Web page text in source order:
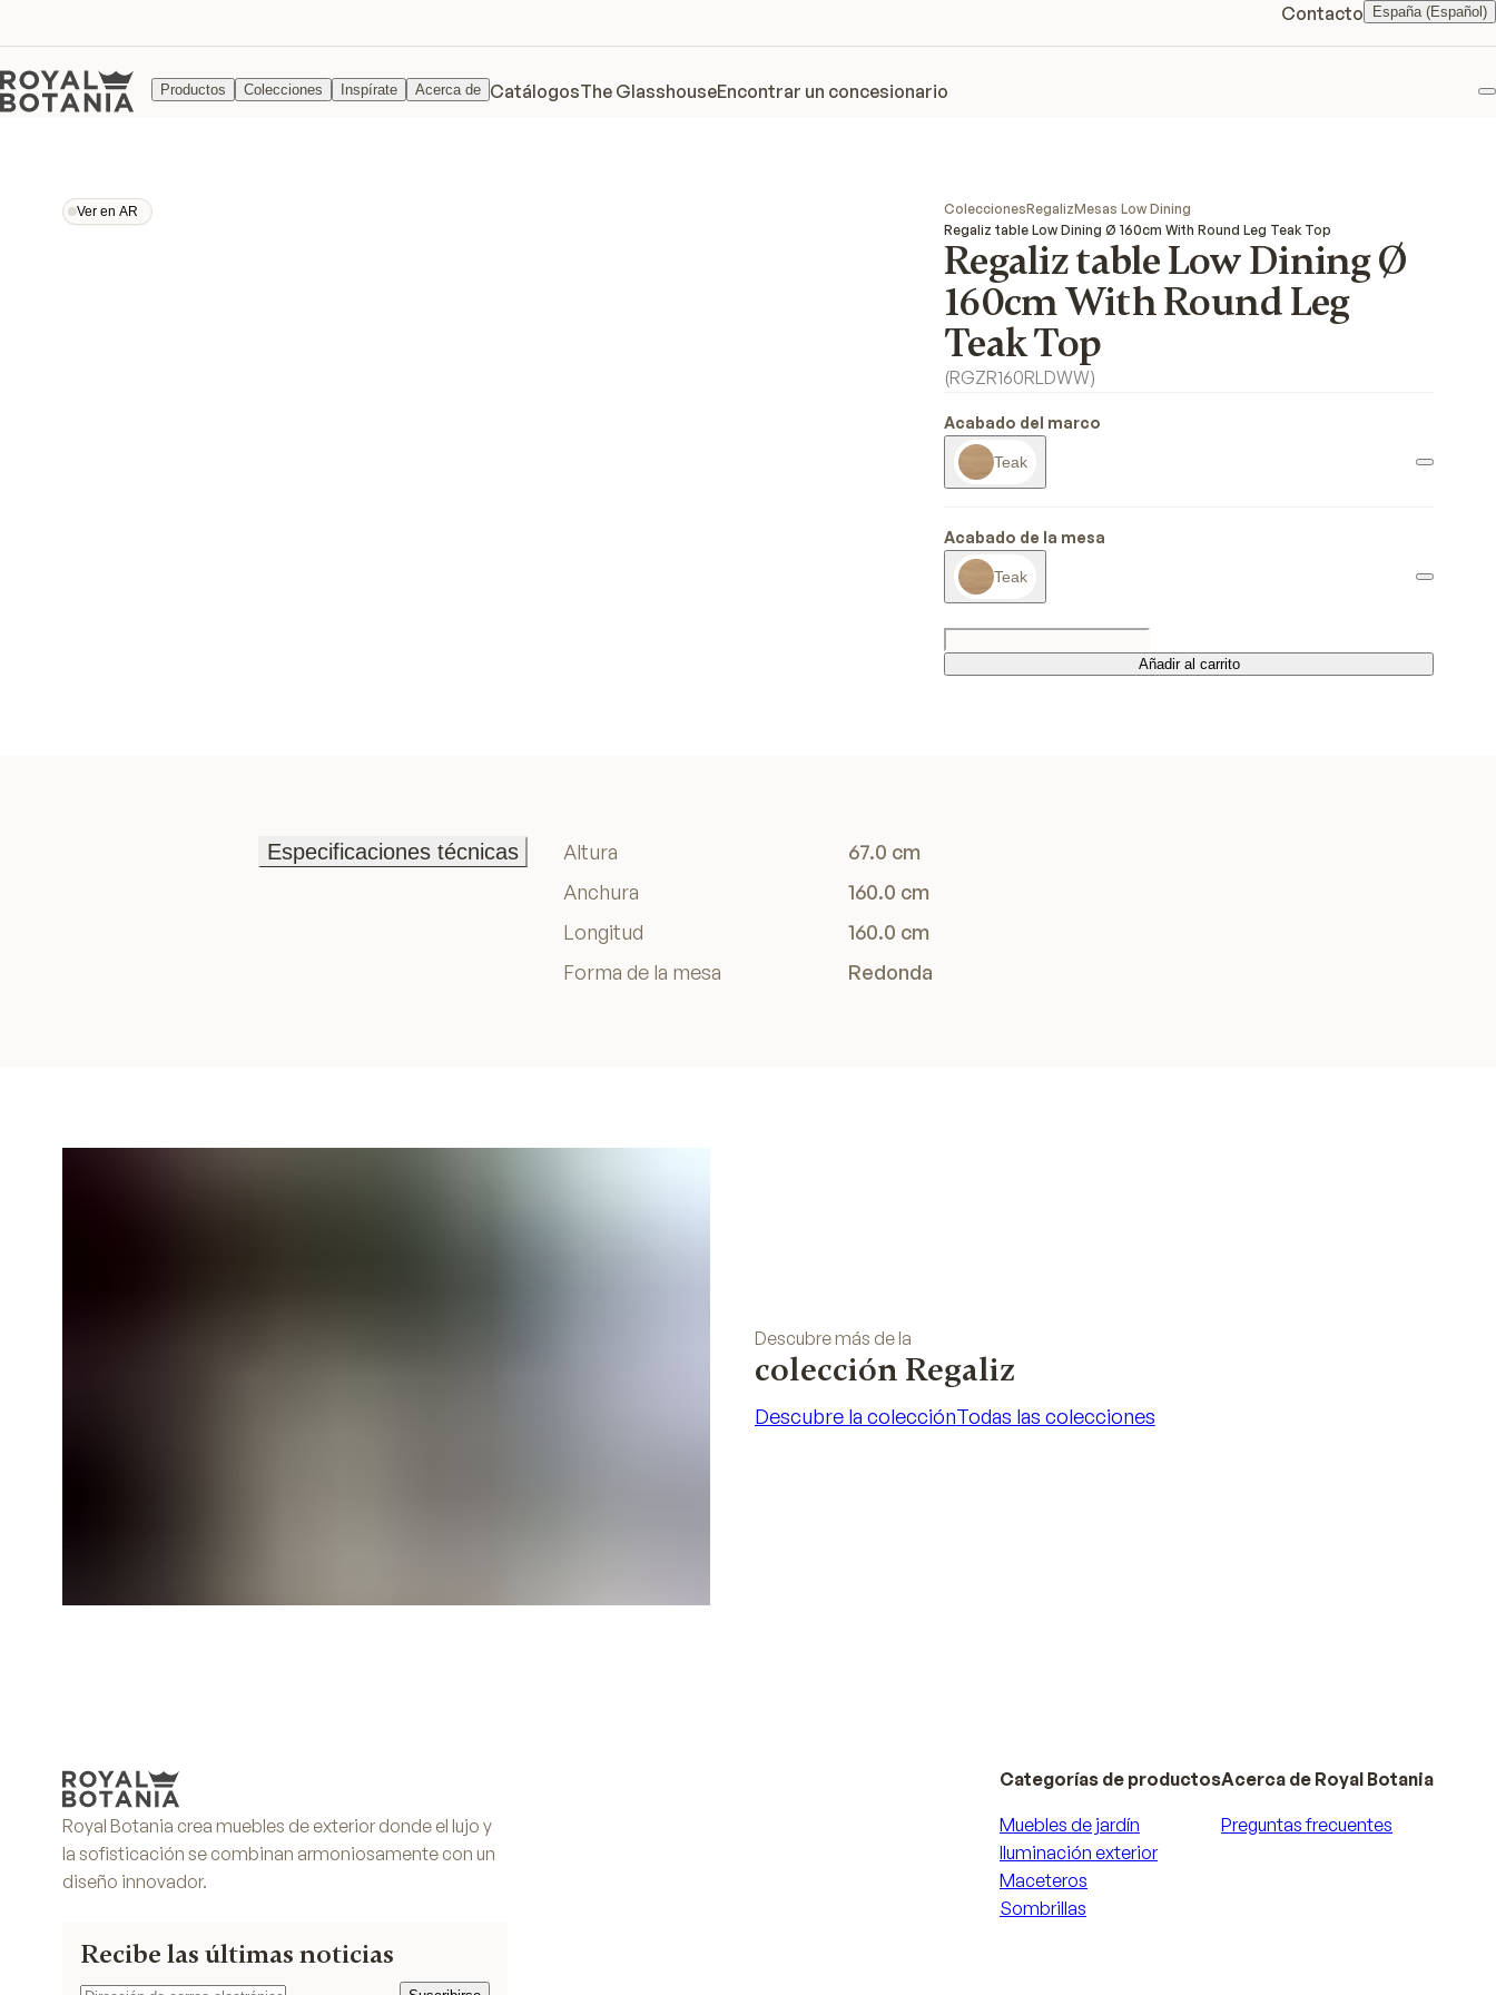
Contacto España (Español)
Productos Colecciones Inspírate Acerca de CatálogosThe GlasshouseEncontrar un concesionario
Ver en AR
Ver en AR
ColeccionesRegalizMesas Low Dining
Regaliz table Low Dining Ø 160cm With Round Leg Teak Top
Regaliz table Low Dining Ø
160cm With Round Leg
Teak Top
(RGZR160RLDWW)
Acabado del marco
Teak
Acabado de la mesa
Teak
Añadir al carrito
Añadir al carrito
Especificaciones técnicas
Altura
67.0 cm
Anchura
160.0 cm
Longitud
160.0 cm
Forma de la mesa
Redonda
Descubre más de la
colección Regaliz
Descubre la colecciónTodas las colecciones
Royal Botania crea muebles de exterior donde el lujo y
la sofisticación se combinan armoniosamente con un
diseño innovador.
Recibe las últimas noticias
Categorías de productos
Muebles de jardín
Iluminación exterior
Maceteros
Sombrillas
Acerca de Royal Botania
Preguntas frecuentes